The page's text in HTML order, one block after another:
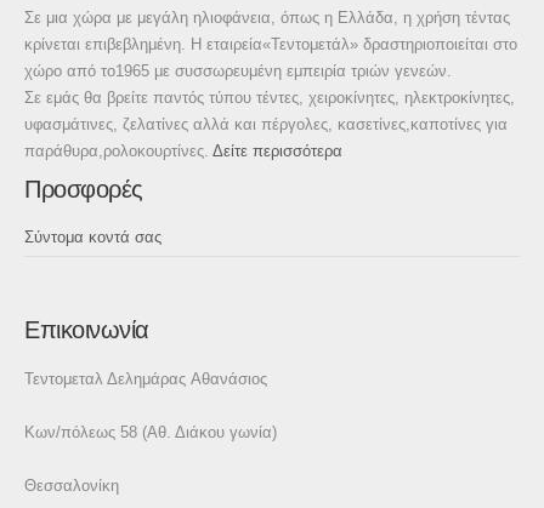
Σε μια χώρα με μεγάλη ηλιοφάνεια, όπως η Ελλάδα, η χρήση τέντας
κρίνεται επιβεβλημένη. Η εταιρεία«Τεντομετάλ» δραστηριοποιείται στο
χώρο από το1965 με συσσωρευμένη εμπειρία τριών γενεών.
Σε εμάς θα βρείτε παντός τύπου τέντες, χειροκίνητες, ηλεκτροκίνητες,
υφασμάτινες, ζελατίνες αλλά και πέργολες, κασετίνες,καποτίνες για
παράθυρα,ρολοκουρτίνες. Δείτε περισσότερα
Προσφορές
Σύντομα κοντά σας
Επικοινωνία
Τεντομεταλ Δελημάρας Αθανάσιος
Κων/πόλεως 58 (Αθ. Διάκου γωνία)
Θεσσαλονίκη